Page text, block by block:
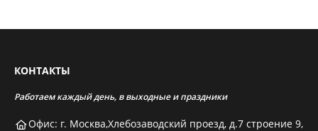
КОНТАКТЫ
Работаем каждый день, в выходные и праздники
Офис: г. Москва,Хлебозаводский проезд, д.7 строение 9,